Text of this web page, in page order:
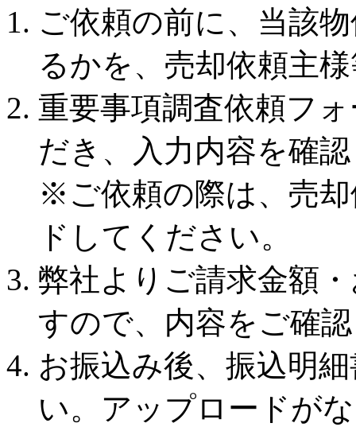
ご依頼の前に、当該
るかを、売却依頼主
重要事項調査依頼フ
だき、入力内容を確
※ご依頼の際は、売
ドしてください。
弊社よりご請求金額
すので、内容をご確
お振込み後、振込明
い。アップロードが